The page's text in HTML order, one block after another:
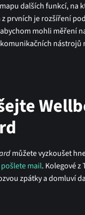
dalších funkcí, na
prvních je rozšíření
mohli měření
nástrojů
můžete vyzkoušet
pošlete mail. Kolegové z
zpátky a domluví